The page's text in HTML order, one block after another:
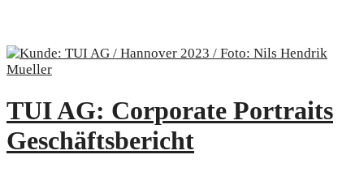
TUI AG: Corporate Portraits
Geschäftsbericht